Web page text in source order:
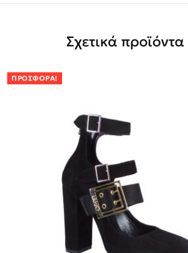
Σχετικά προϊόντα
ΠΡΟΣΦΟΡΆ!